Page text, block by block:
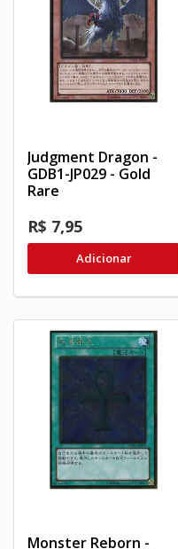
Judgment Dragon -
GDB1-JP029 - Gold
Rare
R$ 7,95
Adicionar
Monster Reborn -